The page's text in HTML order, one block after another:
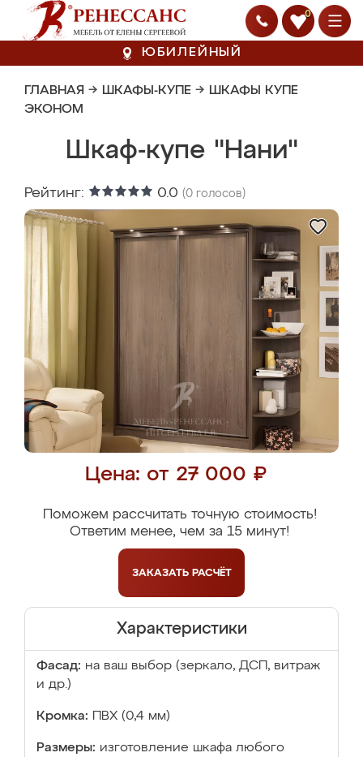
0
ЮБИЛЕЙНЫЙ
ГЛАВНАЯ → ШКАФЫ-КУПЕ → ШКАФЫ КУПЕ
ЭКОНОМ
Шкаф-купе "Нани"
Рейтинг: 0.0 (0 голосов)
Цена: от 27 000 ₽
Поможем рассчитать точную стоимость!
Ответим менее, чем за 15 минут!
ЗАКАЗАТЬ РАСЧЁТ
Характеристики
Фасад: на ваш выбор (зеркало, ДСП, витраж
и др.)
Кромка: ПВХ (0,4 мм)
Размеры: изготовление шкафа любого